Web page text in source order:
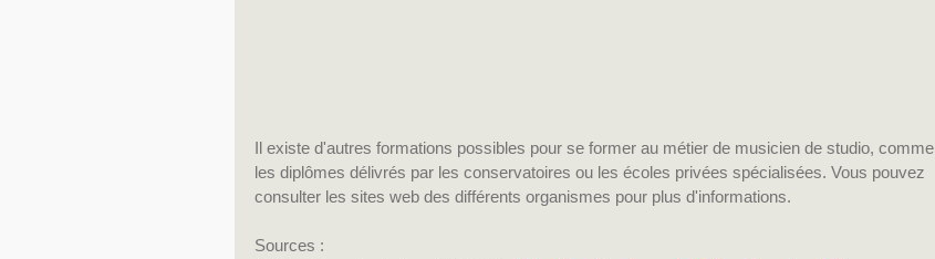
Il existe d'autres formations possibles pour se former au métier de musicien de studio, comme
les diplômes délivrés par les conservatoires ou les écoles privées spécialisées. Vous pouvez
consulter les sites web des différents organismes pour plus d'informations.
Sources :